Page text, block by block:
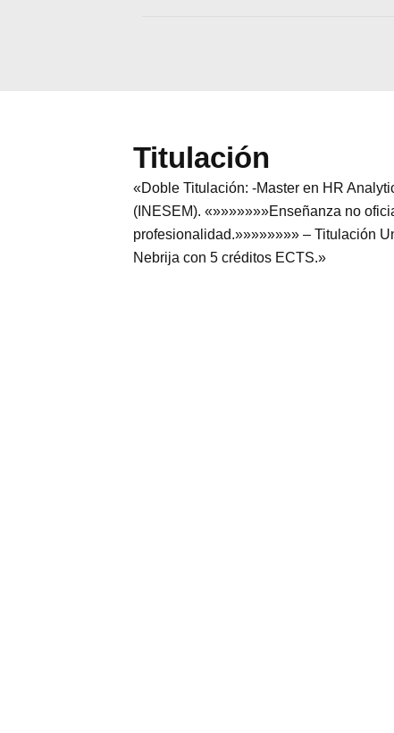
Titulación
«Doble Titulación: -Master en HR
(INESEM). «»»»»»»»Enseñanza no
profesionalidad.»»»»»»»» – Titulación
Nebrija con 5 créditos ECTS.»